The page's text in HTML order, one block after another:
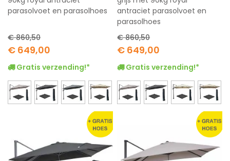
parasolvoet en parasolhoes
Special
Price
€ 649,00
€ 860,50
Gratis verzending!*
antraciet parasolvoet en
parasolhoes
Special
Price
€ 649,00
€ 860,50
Gratis verzending!*